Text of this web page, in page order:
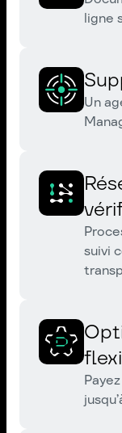
ligne
Un
suivi